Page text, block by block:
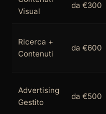
Visual
da €300
Ricerca +
Contenuti
da €600
Advertising
Gestito
da €500